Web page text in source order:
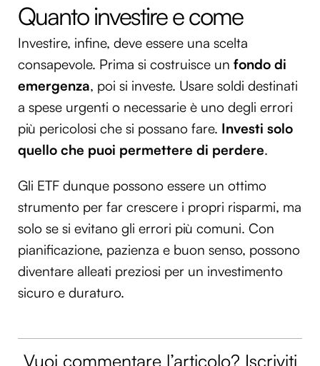
Quanto investire e come
Investire, infine, deve essere una scelta
consapevole. Prima si costruisce un fondo di
emergenza, poi si investe. Usare soldi destinati
a spese urgenti o necessarie è uno degli errori
più pericolosi che si possano fare. Investi solo
quello che puoi permettere di perdere.
Gli ETF dunque possono essere un ottimo
strumento per far crescere i propri risparmi, ma
solo se si evitano gli errori più comuni. Con
pianificazione, pazienza e buon senso, possono
diventare alleati preziosi per un investimento
sicuro e duraturo.
Vuoi commentare l’articolo? Iscriviti